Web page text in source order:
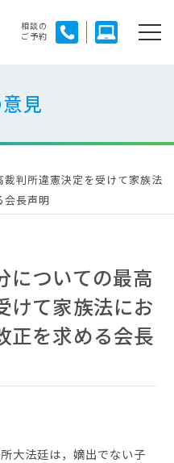
相談の
ご予約
見
判所違憲決定を受けて家族法
会長声明
についての最高
けて家族法にお
正を求める会長
大法廷は，嫡出でない子